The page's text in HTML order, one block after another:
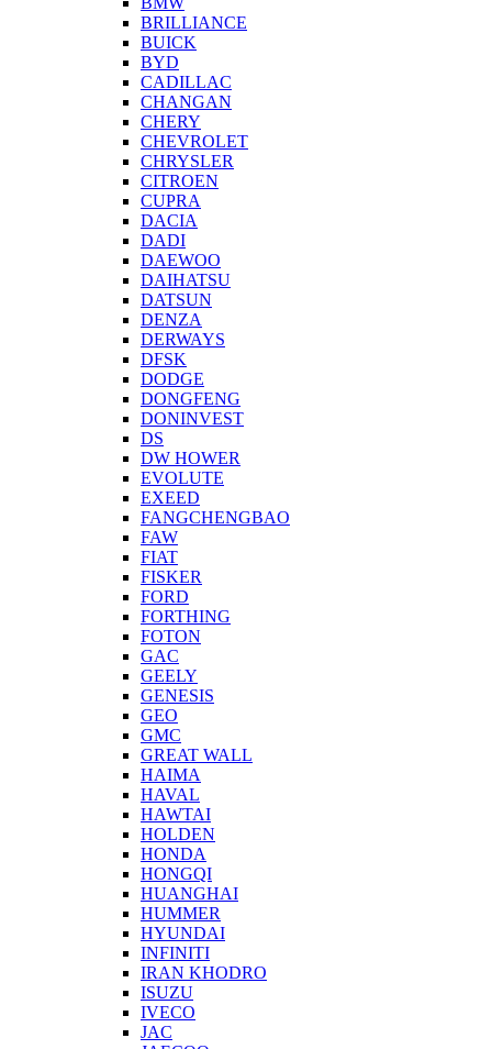
BRILLIANCE
BUICK
BYD
CADILLAC
CHANGAN
CHERY
CHEVROLET
CHRYSLER
CITROEN
CUPRA
DACIA
DADI
DAEWOO
DAIHATSU
DATSUN
DENZA
DERWAYS
DFSK
DODGE
DONGFENG
DONINVEST
DS
DW HOWER
EVOLUTE
EXEED
FANGCHENGBAO
FAW
FIAT
FISKER
FORD
FORTHING
FOTON
GAC
GEELY
GENESIS
GEO
GMC
GREAT WALL
HAIMA
HAVAL
HAWTAI
HOLDEN
HONDA
HONGQI
HUANGHAI
HUMMER
HYUNDAI
INFINITI
IRAN KHODRO
ISUZU
IVECO
JAC